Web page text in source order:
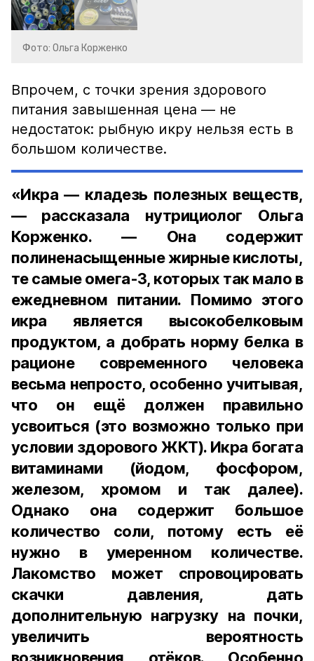
Фото: Ольга Корженко
Впрочем, с точки зрения здорового
питания завышенная цена — не
недостаток: рыбную икру нельзя есть в
большом количестве.
«Икра — кладезь полезных веществ,
— рассказала нутрициолог Ольга
Корженко. — Она содержит
полиненасыщенные жирные кислоты,
те самые омега-3, которых так мало в
ежедневном питании. Помимо этого
икра является высокобелковым
продуктом, а добрать норму белка в
рационе современного человека
весьма непросто, особенно учитывая,
что он ещё должен правильно
усвоиться (это возможно только при
условии здорового ЖКТ). Икра богата
витаминами (йодом, фосфором,
железом, хромом и так далее).
Однако она содержит большое
количество соли, потому есть её
нужно в умеренном количестве.
Лакомство может спровоцировать
скачки давления, дать
дополнительную нагрузку на почки,
увеличить вероятность